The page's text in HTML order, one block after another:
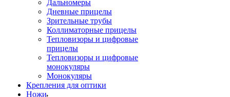
Дальномеры
Дневные прицелы
Зрительные трубы
Коллиматорные прицелы
Тепловизоры и цифровые
прицелы
Тепловизоры и цифровые
монокуляры
Монокуляры
Крепления для оптики
Ножи